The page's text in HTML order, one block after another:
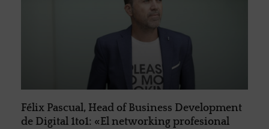
Félix Pascual, Head of Business Development
de Digital 1to1: «El networking profesional